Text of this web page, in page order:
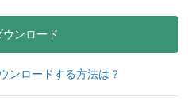
ウンロード
ンロードする方法は？